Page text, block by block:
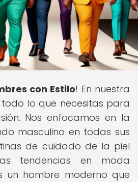
con Estilo! En nuestra
lo que necesitas para
Nos enfocamos en la
masculino en todas sus
de cuidado de la piel
tendencias en moda
un hombre moderno que